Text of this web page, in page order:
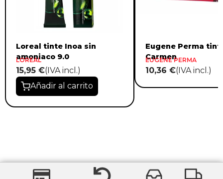
Loreal tinte Inoa sin
amoniaco 9.0
LOREAL
15,95 €(IVA incl.)
Añadir al carrito
Eugene Perma
Carmen
EUGENE PERMA
10,36 €(IVA incl.)